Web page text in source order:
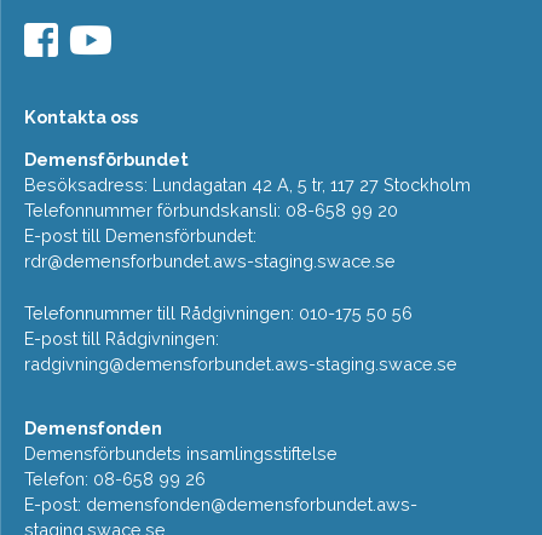
Kontakta oss
Demensförbundet
Besöksadress: Lundagatan 42 A, 5 tr, 117 27 Stockholm
Telefonnummer förbundskansli: 08-658 99 20
E-post till Demensförbundet:
rdr@demensforbundet.aws-staging.swace.se
Telefonnummer till Rådgivningen: 010-175 50 56
E-post till Rådgivningen:
radgivning@demensforbundet.aws-staging.swace.se
Demensfonden
Demensförbundets insamlingsstiftelse
Telefon: 08-658 99 26
E-post: demensfonden@demensforbundet.aws-
staging.swace.se